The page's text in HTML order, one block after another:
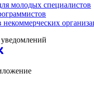
молодых специалистов
некоммерческих